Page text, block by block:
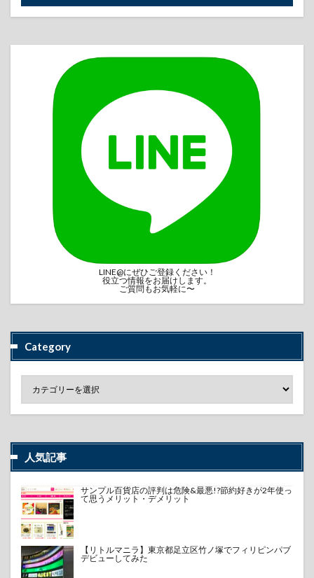
LINE@にぜひご登録ください！
役立つ情報をお届けします。
ご質問もお気軽に〜
Category
人気記事
サンプル百貨店の評判は危険&最悪!?節約好きが2年使っ
て思うメリット・デメリット
【リトルマニラ】東京都足立区竹ノ塚でフィリピンパブ
デビューしてみた